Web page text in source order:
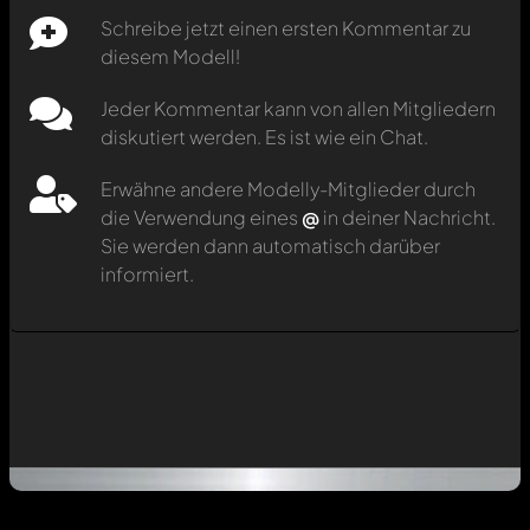
Schreibe jetzt einen ersten Kommentar zu
diesem Modell!
Jeder Kommentar kann von allen Mitgliedern
diskutiert werden. Es ist wie ein Chat.
Erwähne andere Modelly-Mitglieder durch
die Verwendung eines @in deiner Nachricht.
Sie werden dann automatisch darüber
informiert.